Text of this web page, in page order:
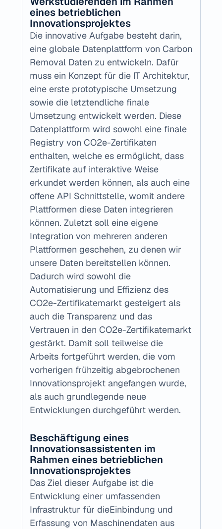
eines betrieblichen
Innovationsprojektes
Die innovative Aufgabe besteht darin,
eine globale Datenplattform von Carbon
Removal Daten zu entwickeln. Dafür
muss ein Konzept für die IT Architektur,
eine erste prototypische Umsetzung
sowie die letztendliche finale
Umsetzung entwickelt werden. Diese
Datenplattform wird sowohl eine finale
Registry von CO2e-Zertifikaten
enthalten, welche es ermöglicht, dass
Zertifikate auf interaktive Weise
erkundet werden können, als auch eine
offene API Schnittstelle, womit andere
Plattformen diese Daten integrieren
können. Zuletzt soll eine eigene
Integration von mehreren anderen
Plattformen geschehen, zu denen wir
unsere Daten bereitstellen können.
Dadurch wird sowohl die
Automatisierung und Effizienz des
CO2e-Zertifikatemarkt gesteigert als
auch die Transparenz und das
Vertrauen in den CO2e-Zertifikatemarkt
gestärkt. Damit soll teilweise die
Arbeits fortgeführt werden, die vom
vorherigen frühzeitig abgebrochenen
Innovationsprojekt angefangen wurde,
als auch grundlegende neue
Entwicklungen durchgeführt werden.
Beschäftigung eines
Innovationsassistenten im
Rahmen eines betrieblichen
Innovationsprojektes
Das Ziel dieser Aufgabe ist die
Entwicklung einer umfassenden
Infrastruktur für dieEinbindung und
Erfassung von Maschinendaten aus